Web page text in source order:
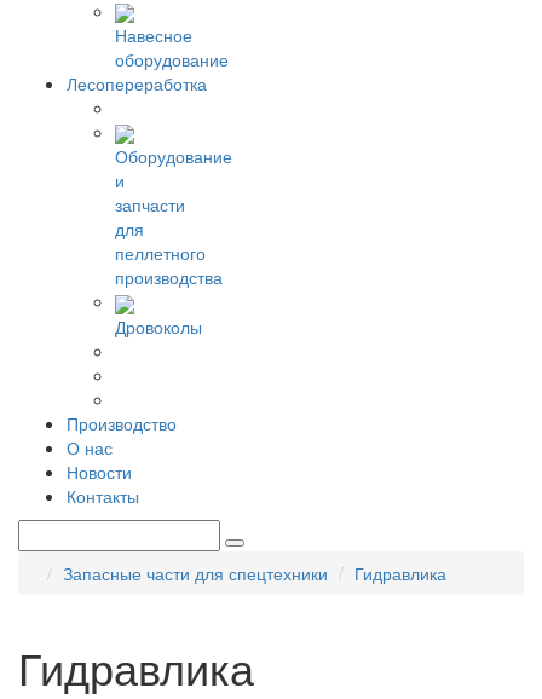
Навесное
оборудование
Лесопереработка
Оборудование
и
запчасти
для
пеллетного
производства
Дровоколы
Производство
О нас
Новости
Контакты
Запасные части для спецтехники Гидравлика
Гидравлика